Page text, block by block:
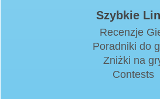
Szybkie
Recenzje
Poradniki do
Zniżki na
Contests